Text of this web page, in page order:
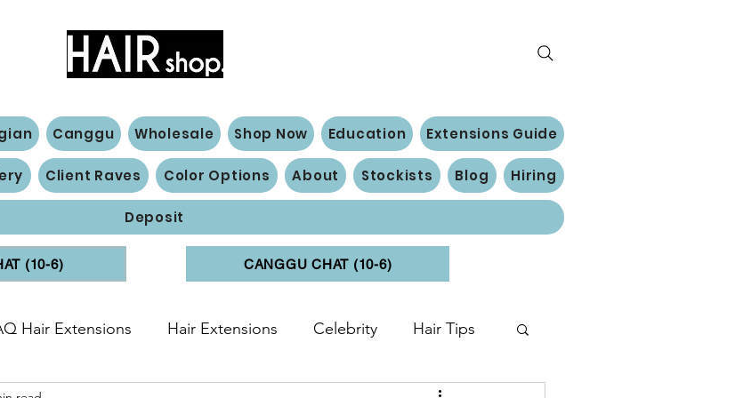
Canggu Wholesale Shop Now Education Extensions Guide
Client Raves Color Options About Stockists Blog Hiring
Deposit
(10-6) CANGGU CHAT (10-6)
Hair Extensions Hair Extensions Celebrity Hair Tips